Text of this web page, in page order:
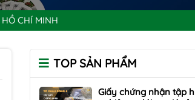
CHÍ MINH
TOP SẢN PHẨM
Giấy chứng nhận tập